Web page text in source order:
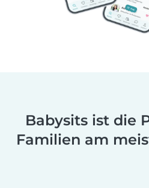
Babysits ist die
Familien am